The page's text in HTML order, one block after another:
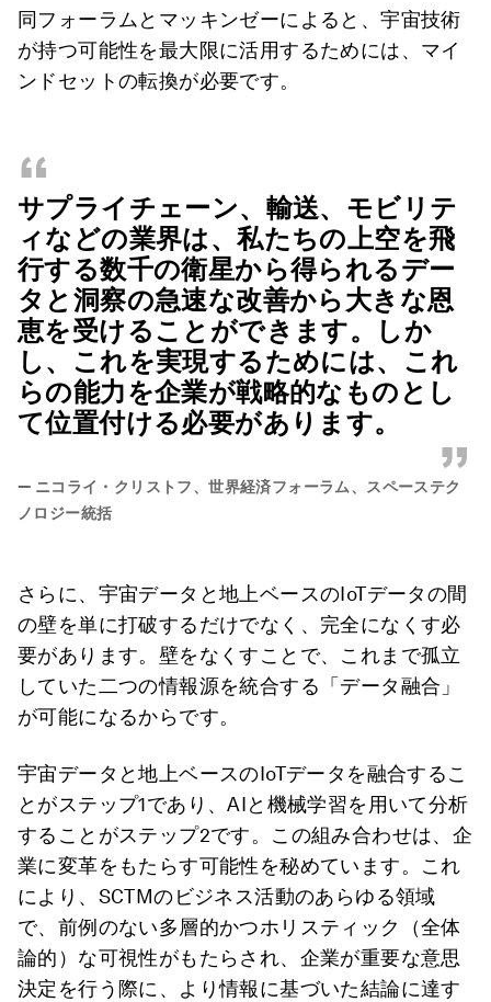
同フォーラムとマッキンゼーによると、宇宙技術
が持つ可能性を最大限に活用するためには、マイ
ンドセットの転換が必要です。
“
サプライチェーン、輸送、モビリテ
ィなどの業界は、私たちの上空を飛
行する数千の衛星から得られるデー
タと洞察の急速な改善から大きな恩
恵を受けることができます。しか
し、これを実現するためには、これ
らの能力を企業が戦略的なものとし
て位置付ける必要があります。
”
— ニコライ・クリストフ、世界経済フォーラム、スペーステク
ノロジー統括
さらに、宇宙データと地上ベースのIoTデータの間
の壁を単に打破するだけでなく、完全になくす必
要があります。壁をなくすことで、これまで孤立
していた二つの情報源を統合する「データ融合」
が可能になるからです。
宇宙データと地上ベースのIoTデータを融合するこ
とがステップ1であり、AIと機械学習を用いて分析
することがステップ2です。この組み合わせは、企
業に変革をもたらす可能性を秘めています。これ
により、SCTMのビジネス活動のあらゆる領域
で、前例のない多層的かつホリスティック（全体
論的）な可視性がもたらされ、企業が重要な意思
決定を行う際に、より情報に基づいた結論に達す